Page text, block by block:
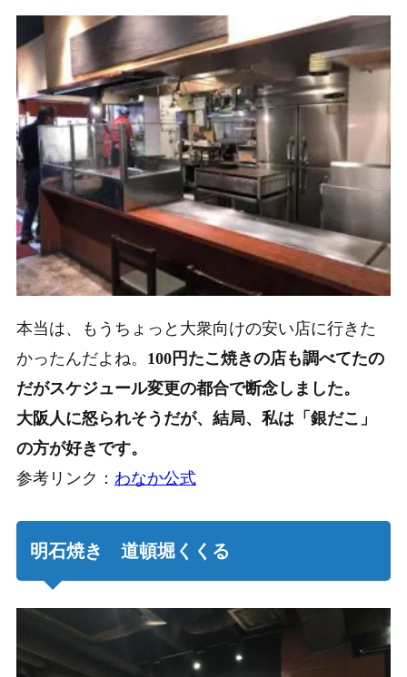
本当は、もうちょっと大衆向けの安い店に行きた
かったんだよね。 100円たこ焼きの店も調べてたの
だがスケジュール変更の都合で断念しました。
大阪人に怒られそうだが、結局、私は「銀だこ」
の方が好きです。
参考リンク： わなか公式
明石焼き 道頓堀くくる